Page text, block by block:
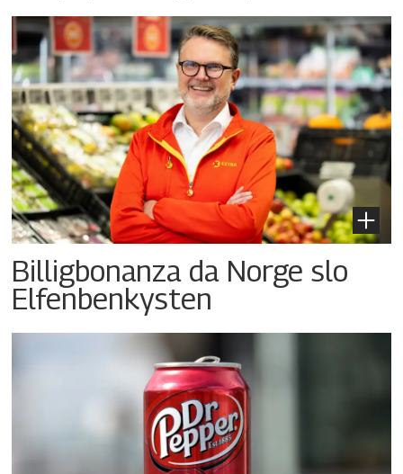
Billigbonanza da Norge slo
Elfenbenkysten